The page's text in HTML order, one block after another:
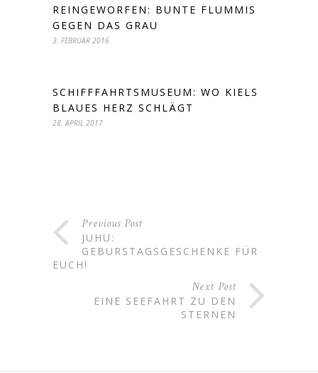
REINGEWORFEN: BUNTE FLUMMIS
GEGEN DAS GRAU
3. FEBRUAR 2016
SCHIFFFAHRTSMUSEUM: WO KIELS
BLAUES HERZ SCHLÄGT
28. APRIL 2017
Previous Post
JUHU:
GEBURSTAGSGESCHENKE FÜR
EUCH!
Next Post
EINE SEEFAHRT ZU DEN
STERNEN